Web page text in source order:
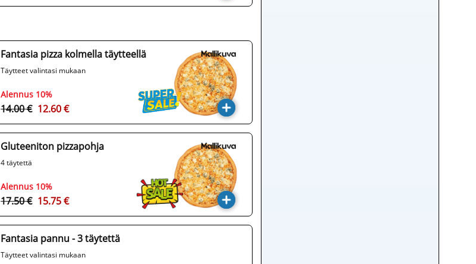
Fantasia pizza kolmella täytteellä
Täytteet valintasi mukaan
Alennus 10%
14.00 € 12.60 €
Gluteeniton pizzapohja
4 täytettä
Alennus 10%
17.50 € 15.75 €
Fantasia pannu - 3 täytettä
Täytteet valintasi mukaan